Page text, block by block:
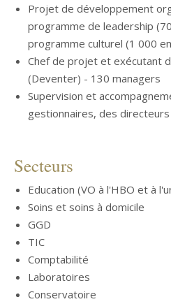
Projet de développement
programme de leadership
programme culturel (1 000
Chef de projet et exécutant
(Deventer) - 130 managers
Supervision et
gestionnaires, des
Secteurs
Education (VO à l'HBO et à
Soins et soins à domicile
GGD
TIC
Comptabilité
Laboratoires
Conservatoire